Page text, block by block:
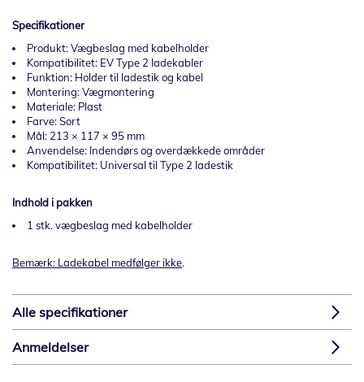
Specifikationer
Produkt: Vægbeslag med kabelholder
Kompatibilitet: EV Type 2 ladekabler
Funktion: Holder til ladestik og kabel
Montering: Vægmontering
Materiale: Plast
Farve: Sort
Mål: 213 × 117 × 95 mm
Anvendelse: Indendørs og overdækkede områder
Kompatibilitet: Universal til Type 2 ladestik
Indhold i pakken
1 stk. vægbeslag med kabelholder
Bemærk: Ladekabel medfølger ikke.
Alle specifikationer
Anmeldelser